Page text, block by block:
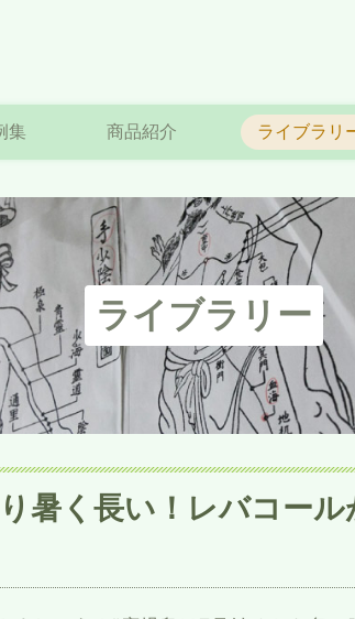
集 商品紹介 ライブラリ
ライブラリー
暑く長い！レバコール